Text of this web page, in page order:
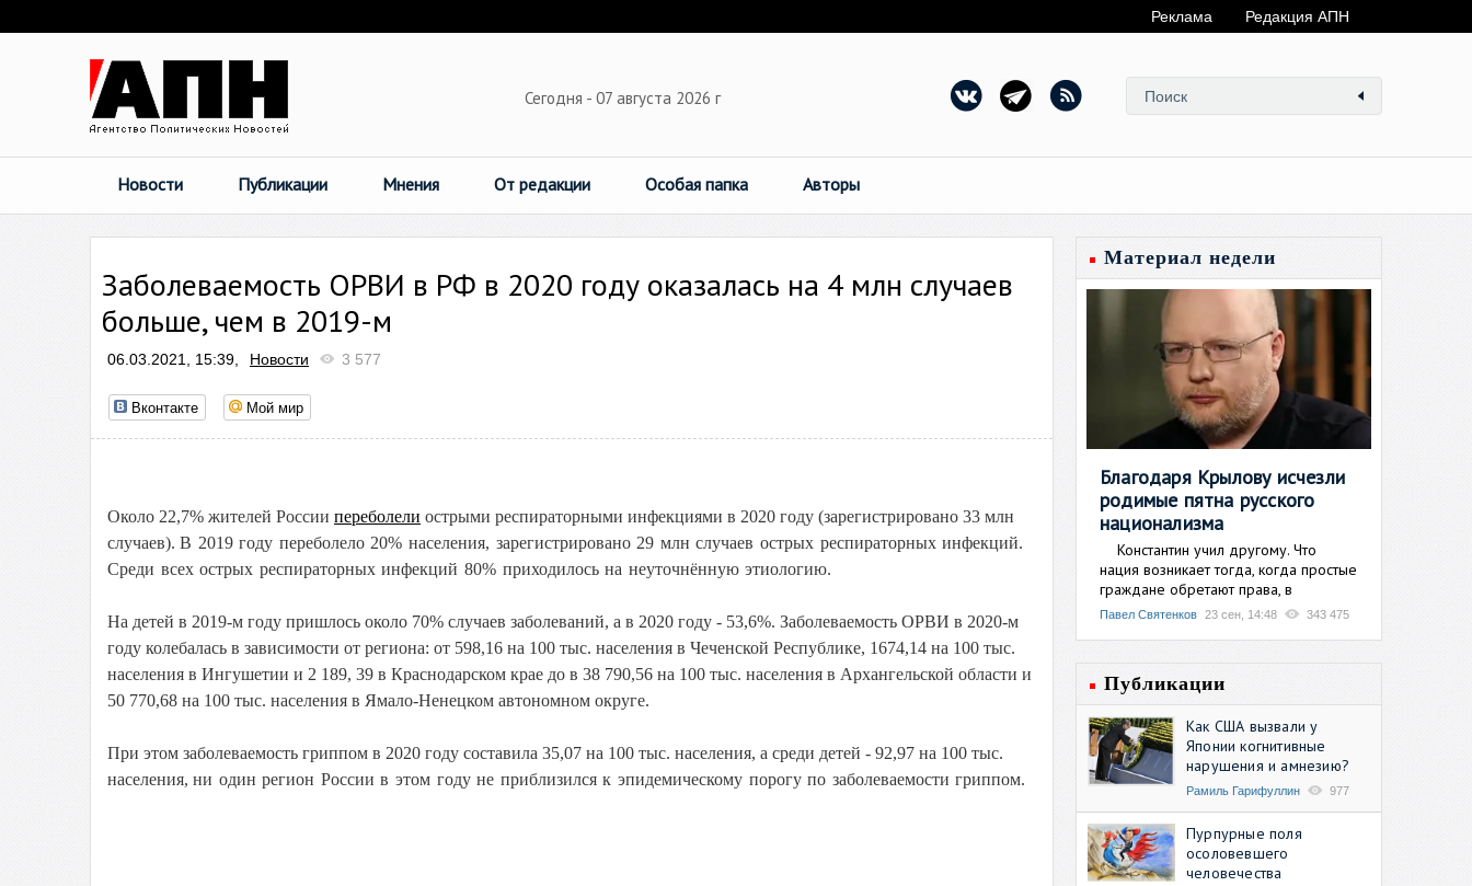
Реклама Редакция АПН
Сегодня - 07 августа 2026 г
Новости Публикации Мнения От редакции Особая папка Авторы
Заболеваемость ОРВИ в РФ в 2020 году оказалась на 4 млн случаев
больше, чем в 2019-м
06.03.2021, 15:39, Новости 3 577
Вконтакте Мой мир
Около 22,7% жителей России переболели острыми респираторными инфекциями в 2020 году (зарегистрировано 33 млн
случаев). В 2019 году переболело 20% населения, зарегистрировано 29 млн случаев острых респираторных инфекций.
Среди всех острых респираторных инфекций 80% приходилось на неуточнённую этиологию.
На детей в 2019-м году пришлось около 70% случаев заболеваний, а в 2020 году - 53,6%. Заболеваемость ОРВИ в 2020-м
году колебалась в зависимости от региона: от 598,16 на 100 тыс. населения в Чеченской Республике, 1674,14 на 100 тыс.
населения в Ингушетии и 2 189, 39 в Краснодарском крае до в 38 790,56 на 100 тыс. населения в Архангельской области и
50 770,68 на 100 тыс. населения в Ямало-Ненецком автономном округе.
При этом заболеваемость гриппом в 2020 году составила 35,07 на 100 тыс. населения, а среди детей - 92,97 на 100 тыс.
населения, ни один регион России в этом году не приблизился к эпидемическому порогу по заболеваемости гриппом.
Материал недели
Благодаря Крылову исчезли
родимые пятна русского
национализма
Константин учил другому. Что
нация возникает тогда, когда простые
граждане обретают права, в
Павел Святенков 23 сен, 14:48 343 475
Публикации
Как США вызвали у
Японии когнитивные
нарушения и амнезию?
Рамиль Гарифуллин 977
Пурпурные поля
осоловевшего
человечества